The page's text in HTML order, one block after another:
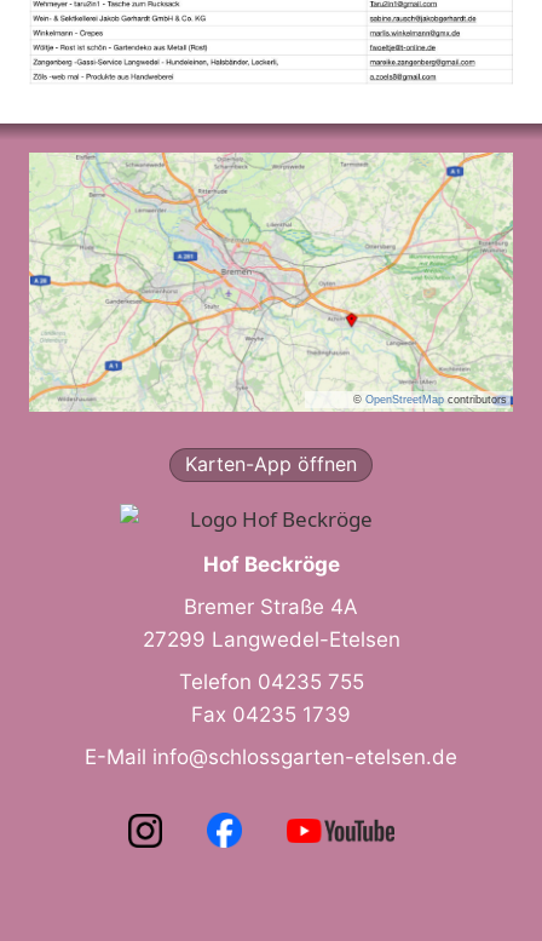
© OpenStreetMap contributors
Karten-App öffnen
Hof Beckröge
Bremer Straße 4A
27299 Langwedel-Etelsen
Telefon 04235 755
Fax 04235 1739
E-Mail info@schlossgarten-etelsen.de